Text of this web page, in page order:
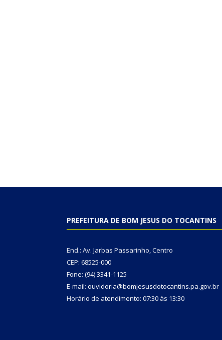
PREFEITURA DE BOM JESUS DO TOCANTINS
End.: Av. Jarbas Passarinho, Centro
CEP: 68525-000
Fone: (94) 3341-1125
E-mail: ouvidoria@bomjesusdotocantins.pa.gov.br
Horário de atendimento: 07:30 às 13:30